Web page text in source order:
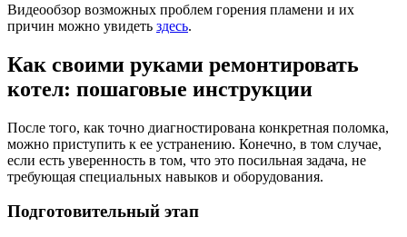
Видеообзор возможных проблем горения пламени и их
причин можно увидеть здесь.
Как своими руками ремонтировать
котел: пошаговые инструкции
После того, как точно диагностирована конкретная поломка,
можно приступить к ее устранению. Конечно, в том случае,
если есть уверенность в том, что это посильная задача, не
требующая специальных навыков и оборудования.
Подготовительный этап